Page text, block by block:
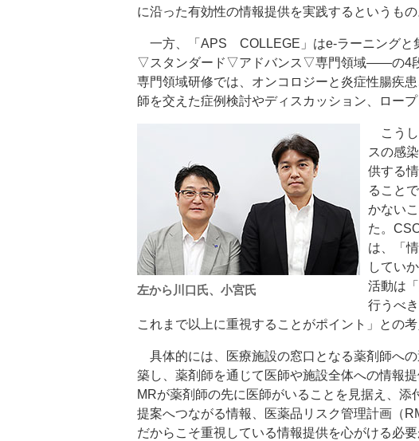
に沿った有効性の情報提供を実践するというもの
一方、「APS COLLEGE」はe-ラーニングと
▽スタンダード▽アドバンス▽専門領域――の4段
専門領域研修では、オンコロジーと炎症性腸疾
師を交えた症例検討やディスカッション、ロープ
左から川口氏、小宮氏
こうし
スの感
供する
ること
かない
た。
は、「
してい
活動は
行うべ
これまで以上に重視することがポイント」との考
具体的には、医療施設の窓口となる薬剤師へ
築し、薬剤師を通じて医師や施設全体への情報
MRが薬剤師の先に医師がいることを見据え、
提案へつながる情報、医薬品リスク管理計画（
だからこそ重視している情報提供を心がける必